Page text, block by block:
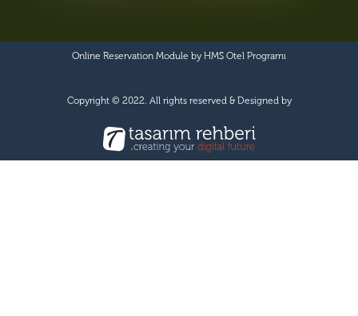
Online Reservation Module by HMS Otel Programı
Copyright © 2022. All rights reserved & Designed by